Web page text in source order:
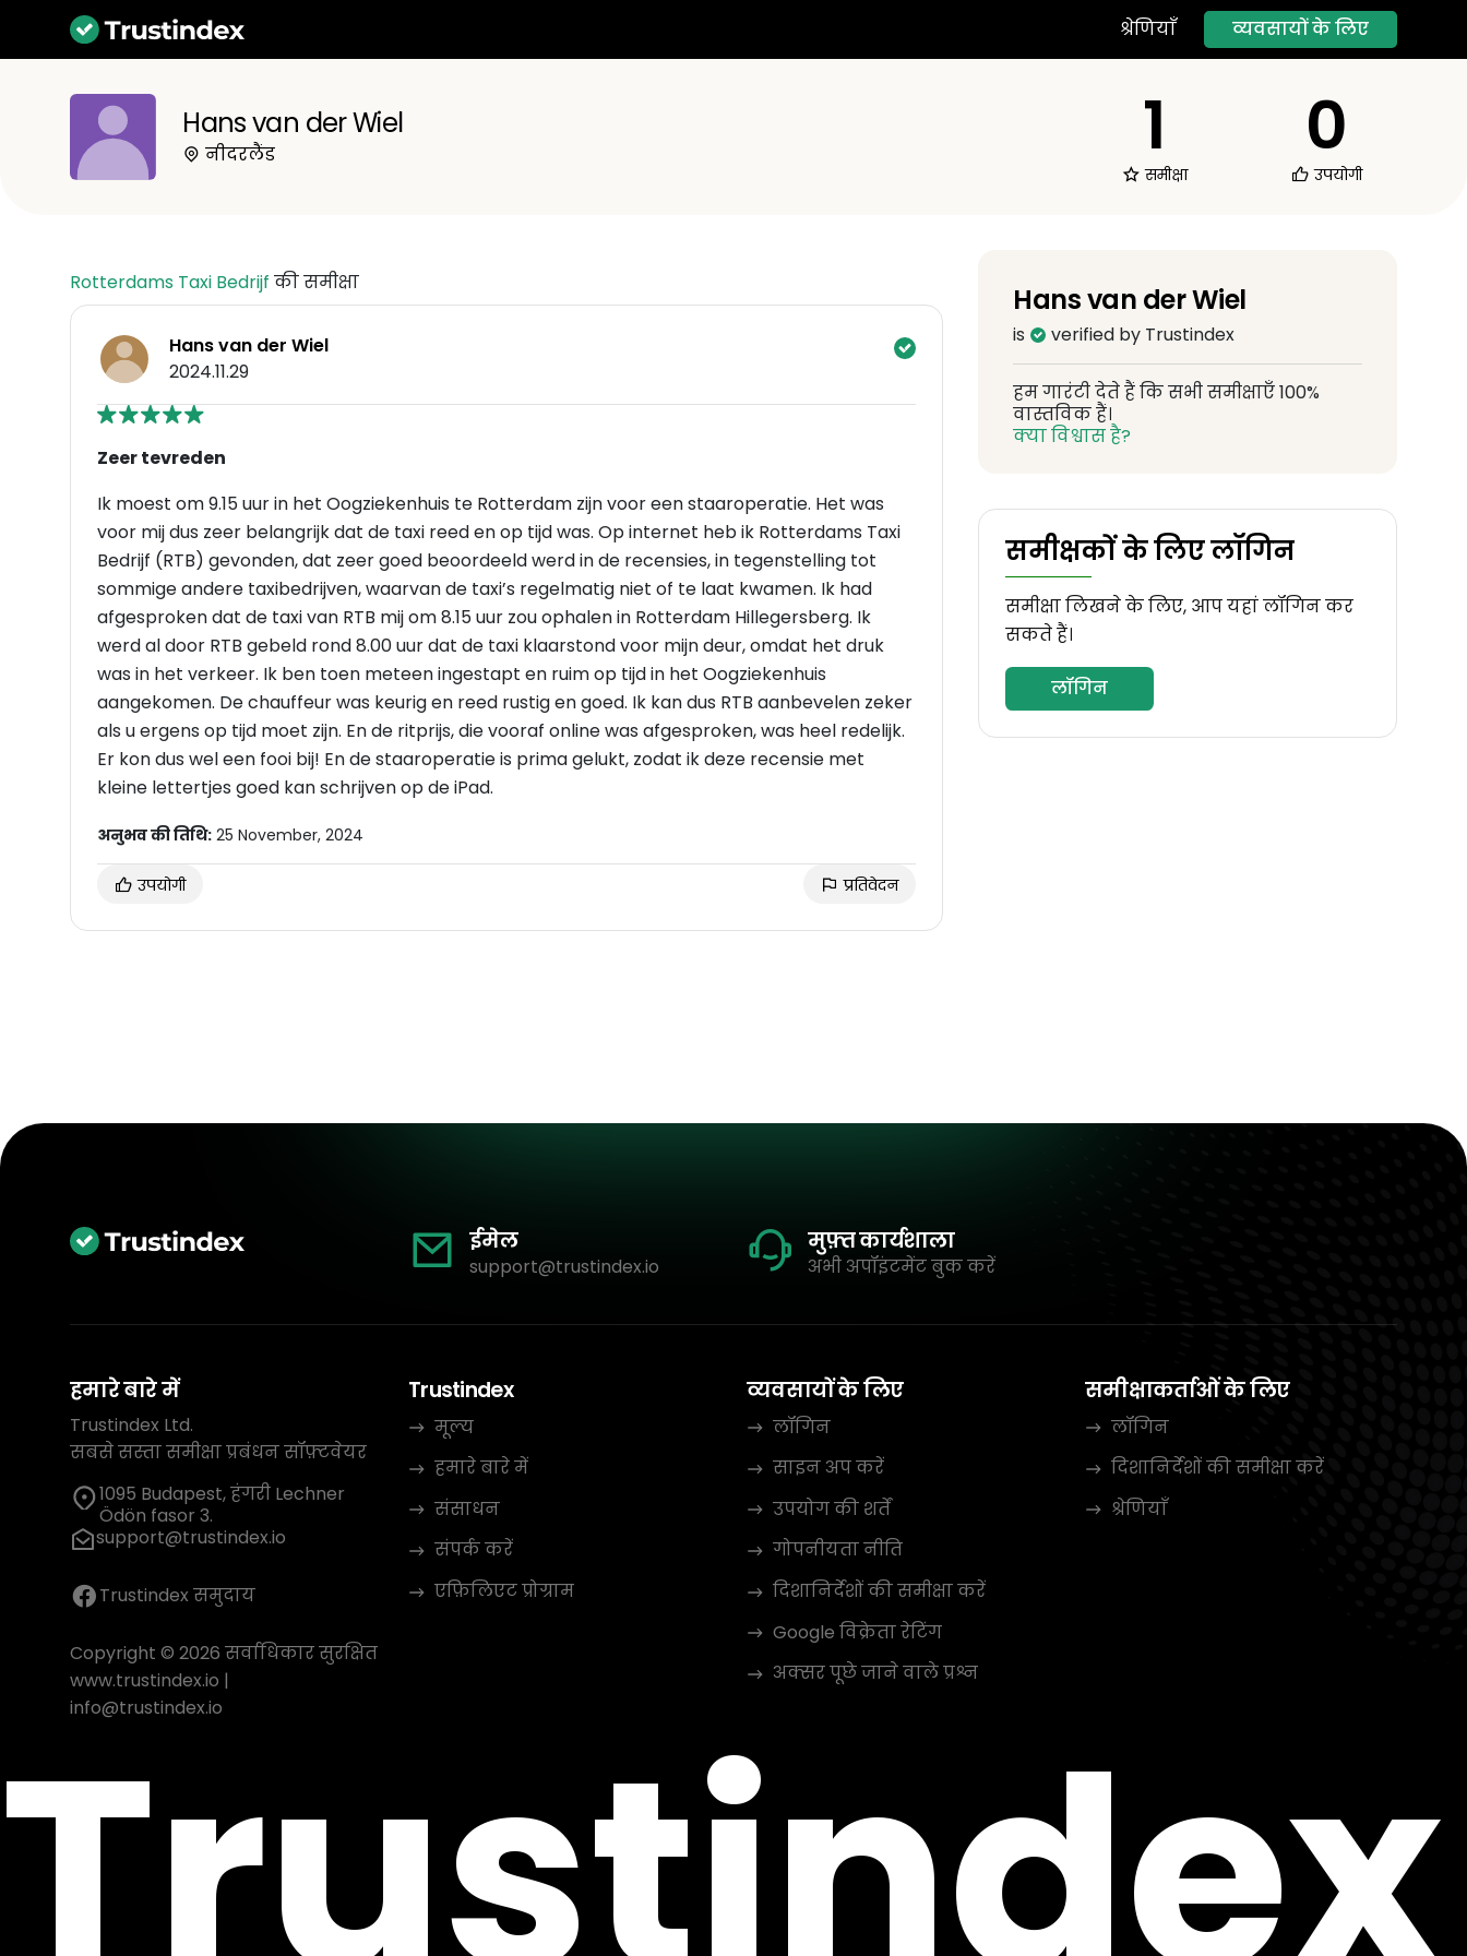
श्रेणियाँ व्यवसायों के लिए
Hans van der Wiel
नीदरलैंड 1
समीक्षा
0
उपयोगी
Rotterdams Taxi Bedrijf की समीक्षा
Hans van der Wiel
2024.11.29
Zeer tevreden
Ik moest om 9.15 uur in het Oogziekenhuis te Rotterdam zijn voor een staaroperatie. Het was
voor mij dus zeer belangrijk dat de taxi reed en op tijd was. Op internet heb ik Rotterdams Taxi
Bedrijf (RTB) gevonden, dat zeer goed beoordeeld werd in de recensies, in tegenstelling tot
sommige andere taxibedrijven, waarvan de taxi’s regelmatig niet of te laat kwamen. Ik had
afgesproken dat de taxi van RTB mij om 8.15 uur zou ophalen in Rotterdam Hillegersberg. Ik
werd al door RTB gebeld rond 8.00 uur dat de taxi klaarstond voor mijn deur, omdat het druk
was in het verkeer. Ik ben toen meteen ingestapt en ruim op tijd in het Oogziekenhuis
aangekomen. De chauffeur was keurig en reed rustig en goed. Ik kan dus RTB aanbevelen zeker
als u ergens op tijd moet zijn. En de ritprijs, die vooraf online was afgesproken, was heel redelijk.
Er kon dus wel een fooi bij! En de staaroperatie is prima gelukt, zodat ik deze recensie met
kleine lettertjes goed kan schrijven op de iPad.
अनुभव की तिथि: 25 November, 2024
उपयोगी प्रतिवेदन
Hans van der Wiel
is verified by Trustindex
हम गारंटी देते हैं कि सभी समीक्षाएँ 100%
वास्तविक हैं।
क्या विश्वास है?
समीक्षकों के लिए लॉगिन
समीक्षा लिखने के लिए, आप यहां लॉगिन कर
सकते हैं।
लॉगिन
ईमेल
support@trustindex.io
मुफ़्त कार्यशाला
अभी अपॉइंटमेंट बुक करें
हमारे बारे में
Trustindex Ltd.
सबसे सस्ता समीक्षा प्रबंधन सॉफ़्टवेयर
1095 Budapest, हंगरी Lechner
Ödön fasor 3.
support@trustindex.io
Trustindex समुदाय
Copyright © 2026 सर्वाधिकार सुरक्षित
www.trustindex.io |
info@trustindex.io
Trustindex
मूल्य
हमारे बारे में
संसाधन
संपर्क करें
एफ़िलिएट प्रोग्राम
व्यवसायों के लिए
लॉगिन
साइन अप करें
उपयोग की शर्तें
गोपनीयता नीति
दिशानिर्देशों की समीक्षा करें
Google विक्रेता रेटिंग
अक्सर पूछे जाने वाले प्रश्न
समीक्षाकर्ताओं के लिए
लॉगिन
दिशानिर्देशों की समीक्षा करें
श्रेणियाँ
Trustindex